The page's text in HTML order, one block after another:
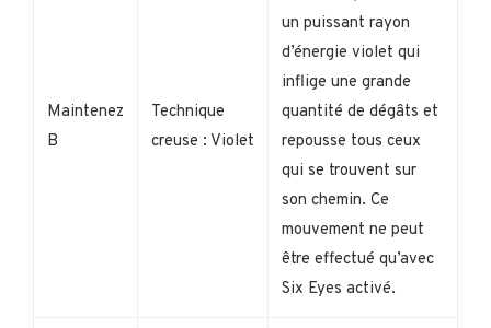
Maintenez
B
Technique
creuse : Violet
un puissant rayon
d’énergie violet qui
inflige une grande
quantité de dégâts et
repousse tous ceux
qui se trouvent sur
son chemin. Ce
mouvement ne peut
être effectué qu’avec
Six Eyes activé.